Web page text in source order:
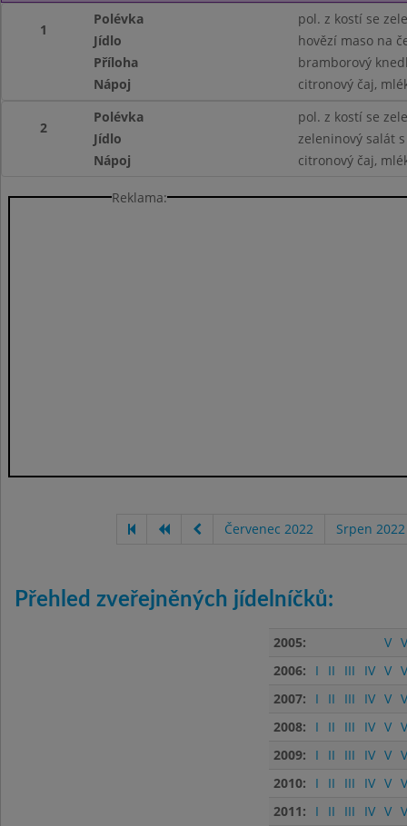
1
Polévka
pol. z kostí se
Jídlo
hovězí maso na
Příloha
bramborový
Nápoj
citronový čaj,
2
Polévka
pol. z kostí se
Jídlo
zeleninový salát
Nápoj
citronový čaj,
Reklama:
Červenec 2022 Srpen 2022
Přehled zveřejněných jídelníčků:
2005: V
2006:
I II III IV V
2007:
I II III IV V
2008:
I II III IV V
2009:
I II III IV V
2010:
I II III IV V
2011:
I II III IV V